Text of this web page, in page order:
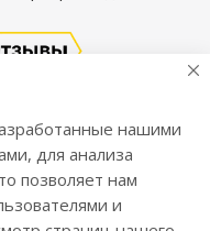
Интернет-магазин
мебели Практик.
металлических
нашими
для анализа
позволяет нам
и